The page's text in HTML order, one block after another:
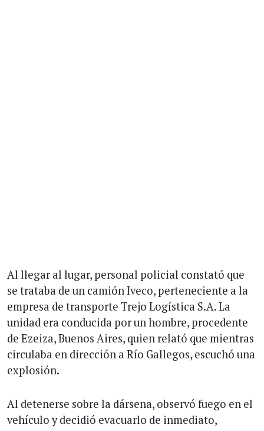
Al llegar al lugar, personal policial constató que
se trataba de un camión Iveco, perteneciente a la
empresa de transporte Trejo Logística S.A. La
unidad era conducida por un hombre, procedente
de Ezeiza, Buenos Aires, quien relató que mientras
circulaba en dirección a Río Gallegos, escuchó una
explosión.
Al detenerse sobre la dársena, observó fuego en el
vehículo y decidió evacuarlo de inmediato,